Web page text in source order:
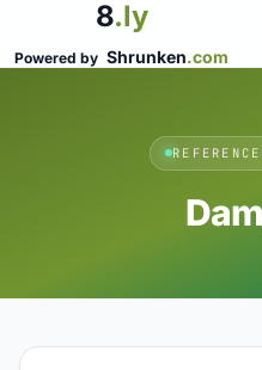
8.ly
Powered by Shrunken.com